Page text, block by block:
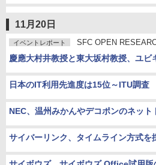
11月20日
イベントレポート SFC OPEN
慶應大村井教授と東大坂村教授、ユビ
日本のIT利用先進度は15位～ITU調査
NEC、温州みかんやデコポンのネッ
サイバーリンク、タイムライン方式を